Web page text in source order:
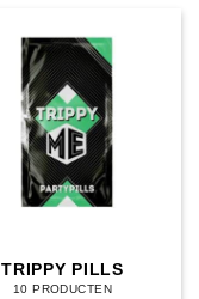
TRIPPY PILLS
10 PRODUCTEN